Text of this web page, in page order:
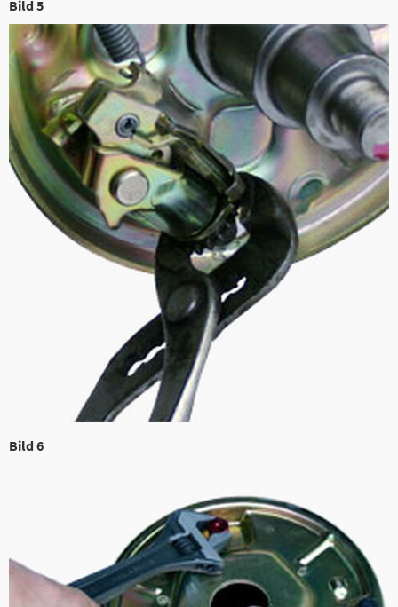
Bild 5
Bild 6